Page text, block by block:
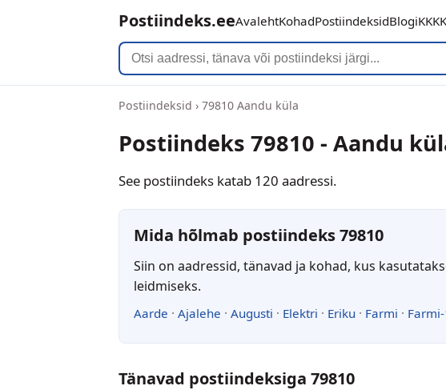
Postiindeks.eeAvalehtKohadPostiindeksidBlogiKKK
Postiindeksid › 79810 Aandu küla
Postiindeks 79810 - Aandu
See postiindeks katab 120 aadressi.
Mida hõlmab postiindeks 79810
Siin on aadressid, tänavad ja kohad, kus
leidmiseks.
Aarde · Ajalehe · Augusti · Elektri · Eriku · Farmi · Farmi-
Tänavad postiindeksiga 79810